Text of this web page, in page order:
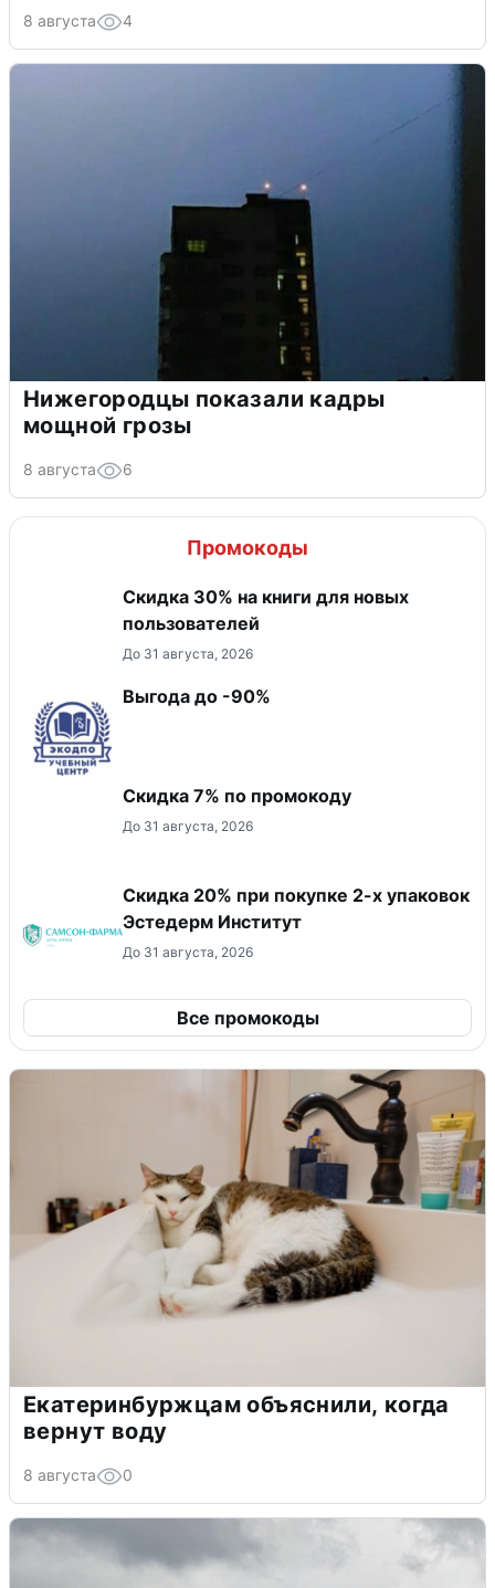
8 августа 4
Нижегородцы показали кадры
мощной грозы
8 августа 6
Промокоды
Скидка 30% на книги для новых
пользователей
До 31 августа, 2026
Выгода до -90%
Скидка 7% по промокоду
До 31 августа, 2026
Скидка 20% при покупке 2-х упаковок
Эстедерм Институт
До 31 августа, 2026
Все промокоды
Екатеринбуржцам объяснили, когда
вернут воду
8 августа 0